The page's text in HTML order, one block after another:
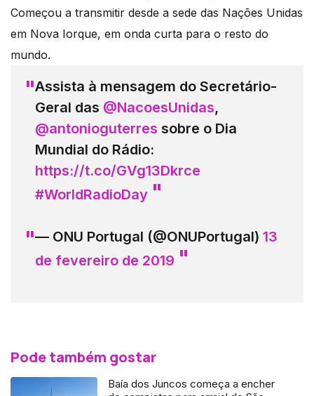
Começou a transmitir desde a sede das Nações Unidas
em Nova Iorque, em onda curta para o resto do
mundo.
Assista à mensagem do Secretário-
Geral das @NacoesUnidas,
@antonioguterres sobre o Dia
Mundial do Rádio:
https://t.co/GVg13Dkrce
#WorldRadioDay
— ONU Portugal (@ONUPortugal) 13
de fevereiro de 2019
Pode também gostar
Baía dos Juncos começa a encher